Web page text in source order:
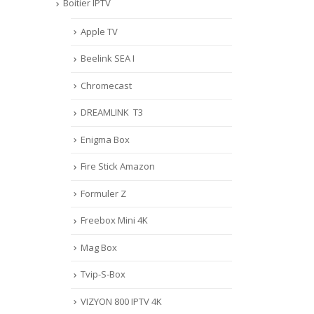
populaires, les gens
quel est le meilleur...
Lire la suite
Boitier IPTV
Apple TV
Beelink SEA I
Chromecast
DREAMLINK T3
Enigma Box
Fire Stick Amazon
Formuler Z
Freebox Mini 4K
Mag Box
Tvip-S-Box
VIZYON 800 IPTV 4K